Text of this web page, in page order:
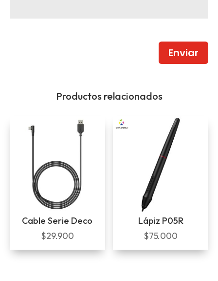
Enviar
Productos relacionados
Cable Serie Deco
$29.900
Lápiz P05R
$75.000